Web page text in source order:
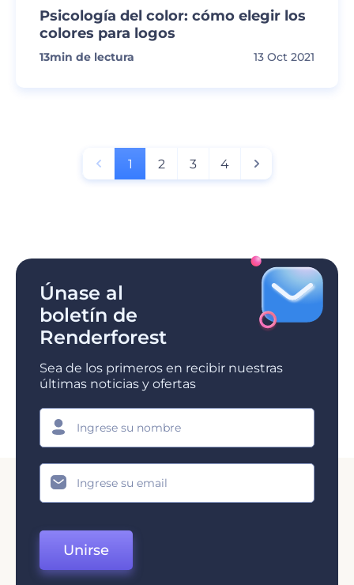
Psicología del color: cómo elegir los
colores para logos
13min de lectura 13 Oct 2021
1 2 3 4
Únase al
boletín de
Renderforest
Sea de los primeros en recibir nuestras
últimas noticias y ofertas
Unirse